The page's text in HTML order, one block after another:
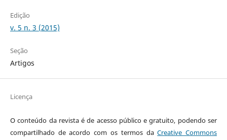
Edição
v. 5 n. 3 (2015)
Seção
Artigos
Licença
O conteúdo da revista é de acesso público e gratuito, podendo ser
compartilhado de acordo com os termos daCreative Commons